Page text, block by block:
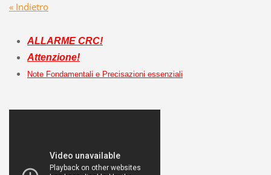
« Indietro
ALLARME CRC!
Attenzione!
Note Fondamentali e Precisazioni essenziali